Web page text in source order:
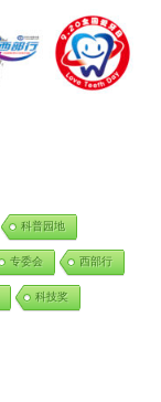
科普园地
专委会 西部行
科技奖